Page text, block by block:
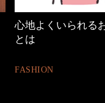
地よくいられるおし
FASHION